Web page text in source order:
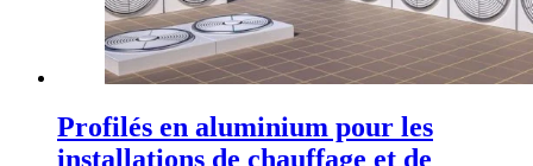
Profilés en aluminium pour les
installations de chauffage et de